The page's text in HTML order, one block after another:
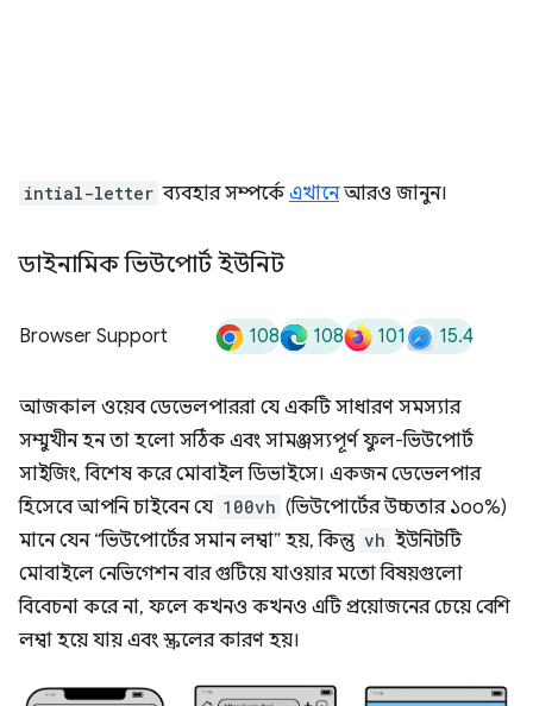
intial-letter ব্যবহার সম্পর্কেএখানেআরও জানুন।
ডাইনামিক ভিউপোর্ট ইউনিট
Browser Support 108 108 101 15.4
আজকাল ওয়েব ডেভেলপাররা যে একটি সাধারণ সমস্যার
সম্মুখীন হন তা হলো সঠিক এবং সামঞ্জস্যপূর্ণ ফুল-ভিউপোর্ট
সাইজিং, বিশেষ করে মোবাইল ডিভাইসে। একজন ডেভেলপার
হিসেবে আপনি চাইবেন যে 100vh (ভিউপোর্টের উচ্চতার ১০০%)
মানে যেন “ভিউপোর্টের সমান লম্বা” হয়, কিন্তু vh ইউনিটটি
মোবাইলে নেভিগেশন বার গুটিয়ে যাওয়ার মতো বিষয়গুলো
বিবেচনা করে না, ফলে কখনও কখনও এটি প্রয়োজনের চেয়ে বেশি
লম্বা হয়ে যায় এবং স্ক্রলের কারণ হয়।